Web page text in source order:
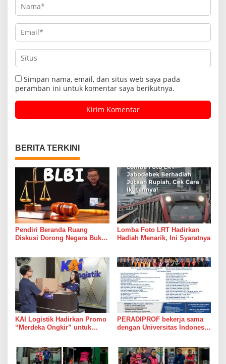
Simpan nama, email, dan situs web saya pada
peramban ini untuk komentar saya berikutnya.
BERITA TERKINI
Pendiri Beranda Ruang
Diskusi Dorong Negara Buka
Lomba Foto LRT Hadirkan
Hadiah Menarik, Ini Syaratnya
KAI Logistik Hadirkan Promo
“Merdeka Ongkir” untuk
PERADIPROF bekerja sama
dengan Universitas Indonesia
(PKPA)